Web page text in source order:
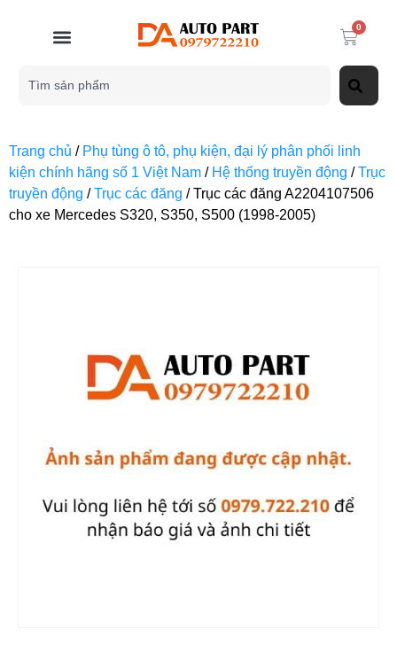
0
Trang chủ / Phụ tùng ô tô, phụ kiện, đại lý phân phối linh
kiện chính hãng số 1 Việt Nam / Hệ thống truyền động /Trục
truyền động /Trục các đăng / Trục các đăng A2204107506
cho xe Mercedes S320, S350, S500 (1998-2005)